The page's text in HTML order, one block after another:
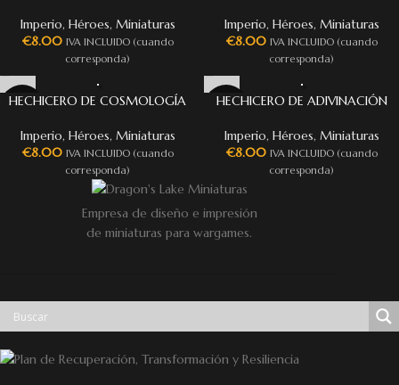
Imperio, Héroes, Miniaturas
€8.00 IVA INCLUIDO (cuando
corresponda)
Imperio, Héroes, Miniaturas
€8.00 IVA INCLUIDO (cuando
corresponda)
HECHICERO DE COSMOLOGÍA
Imperio, Héroes, Miniaturas
€8.00 IVA INCLUIDO (cuando
corresponda)
HECHICERO DE ADIVINACIÓN
Imperio, Héroes, Miniaturas
€8.00 IVA INCLUIDO (cuando
corresponda)
Empresa de diseño e impresión
de miniaturas para wargames.